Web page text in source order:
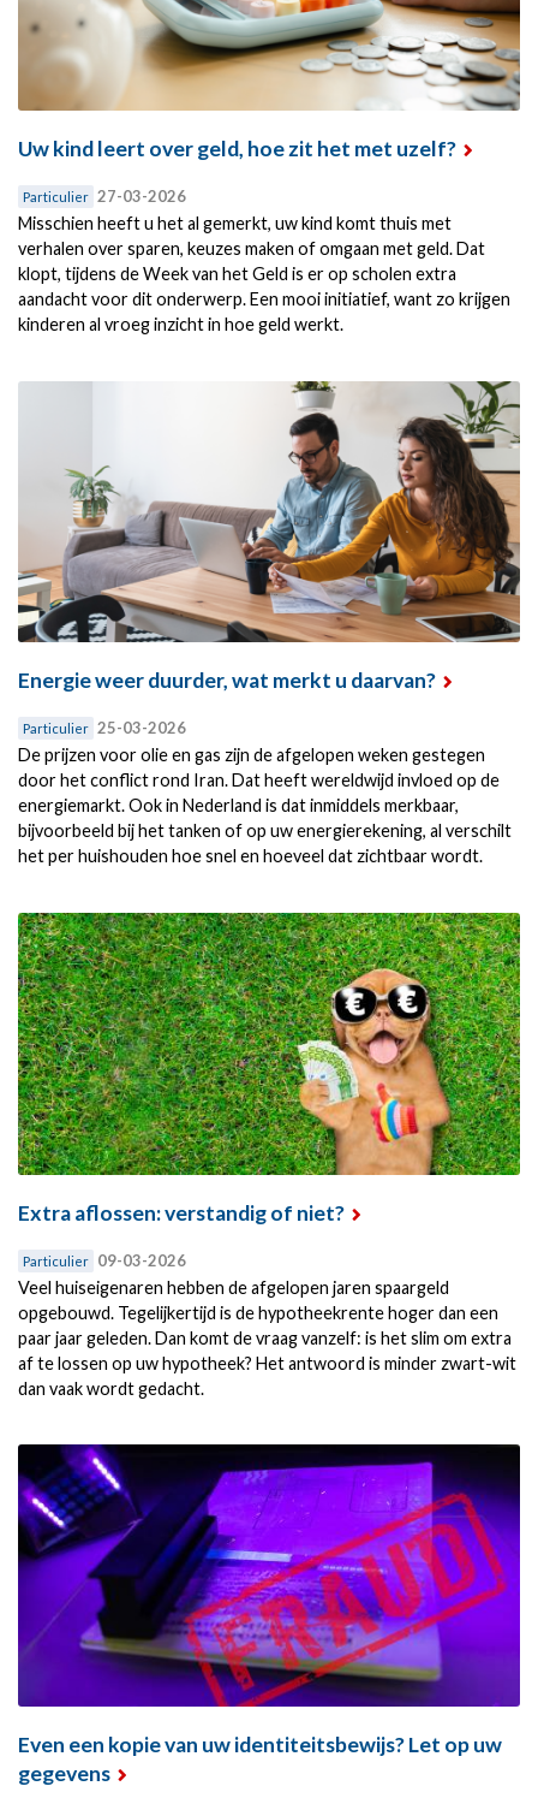
Uw kind leert over geld, hoe zit het met uzelf?
Particulier 27-03-2026
Misschien heeft u het al gemerkt, uw kind komt thuis met
verhalen over sparen, keuzes maken of omgaan met geld. Dat
klopt, tijdens de Week van het Geld is er op scholen extra
aandacht voor dit onderwerp. Een mooi initiatief, want zo krijgen
kinderen al vroeg inzicht in hoe geld werkt.
Energie weer duurder, wat merkt u daarvan?
Particulier 25-03-2026
De prijzen voor olie en gas zijn de afgelopen weken gestegen
door het conflict rond Iran. Dat heeft wereldwijd invloed op de
energiemarkt. Ook in Nederland is dat inmiddels merkbaar,
bijvoorbeeld bij het tanken of op uw energierekening, al verschilt
het per huishouden hoe snel en hoeveel dat zichtbaar wordt.
Extra aflossen: verstandig of niet?
Particulier 09-03-2026
Veel huiseigenaren hebben de afgelopen jaren spaargeld
opgebouwd. Tegelijkertijd is de hypotheekrente hoger dan een
paar jaar geleden. Dan komt de vraag vanzelf: is het slim om extra
af te lossen op uw hypotheek? Het antwoord is minder zwart-wit
dan vaak wordt gedacht.
Even een kopie van uw identiteitsbewijs? Let op uw
gegevens